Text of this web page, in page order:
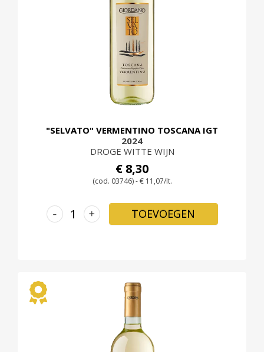
"SELVATO" VERMENTINO TOSCANA IGT
2024
DROGE WITTE WIJN
€ 8,30
(cod. 03746) - € 11,07/lt.
+
- TOEVOEGEN